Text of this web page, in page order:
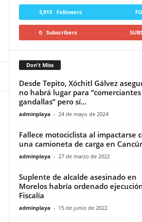
3,913 Followers
0 Subscribers
Don't Miss
Desde Tepito, Xóchitl Gálvez
no habrá lugar para “comerciantes
gandallas” pero sí...
adminplaya - 24 de mayo de 2024
Fallece motociclista al impactarse
una camioneta de carga en
adminplaya - 27 de marzo de 2022
Suplente de alcalde asesinado en
Morelos habría ordenado
Fiscalía
adminplaya - 15 de junio de 2022